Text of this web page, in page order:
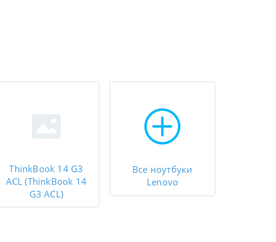
ThinkBook 14 G3
ACL (ThinkBook 14
G3 ACL)
Все ноутбуки
Lenovo